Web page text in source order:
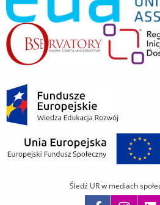
Śledź UR w mediach